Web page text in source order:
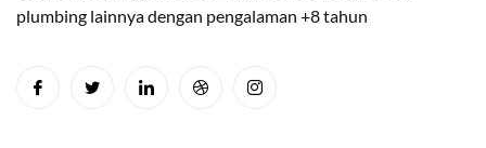
plumbing lainnya dengan pengalaman +8 tahun